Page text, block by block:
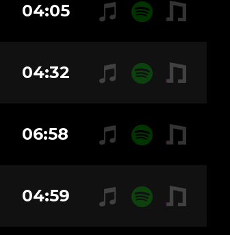
04:05
04:32
06:58
04:59